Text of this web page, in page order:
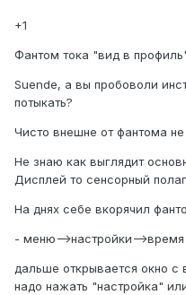
+1
Фантом тока "вид в
Suende, а вы пробоволи
потыкать?
Чисто внешне от фантома не
Не знаю как выглядит
Дисплей то сенсорный
На днях себе вкорячил
- меню-->настройки-->время
дальше открывается окно с
надо нажать "настройка"